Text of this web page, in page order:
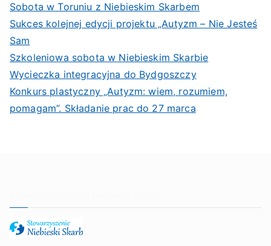
Sobota w Toruniu z Niebieskim Skarbem
Sukces kolejnej edycji projektu „Autyzm – Nie Jesteś
Sam
Szkoleniowa sobota w Niebieskim Skarbie
Wycieczka integracyjna do Bydgoszczy
Konkurs plastyczny „Autyzm: wiem, rozumiem,
pomagam”. Składanie prac do 27 marca